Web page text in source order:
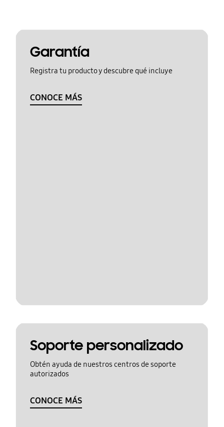
Garantía
Registra tu producto y descubre qué incluye
CONOCE MÁS
Soporte personalizado
Obtén ayuda de nuestros centros de soporte
autorizados
CONOCE MÁS